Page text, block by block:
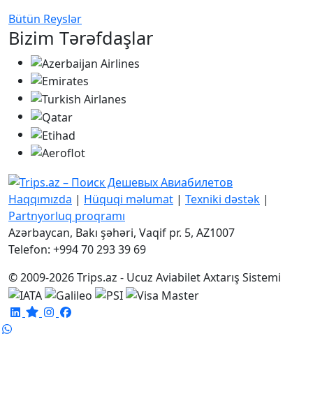
Bütün Reyslər
Bizim Tərəfdaşlar
Haqqımızda | Hüquqi məlumat | Texniki dəstək |
Partnyorluq proqramı
Azərbaycan, Bakı şəhəri, Vaqif pr. 5, AZ1007
Telefon: +994 70 293 39 69
© 2009-2026 Trips.az - Ucuz Aviabilet Axtarış Sistemi